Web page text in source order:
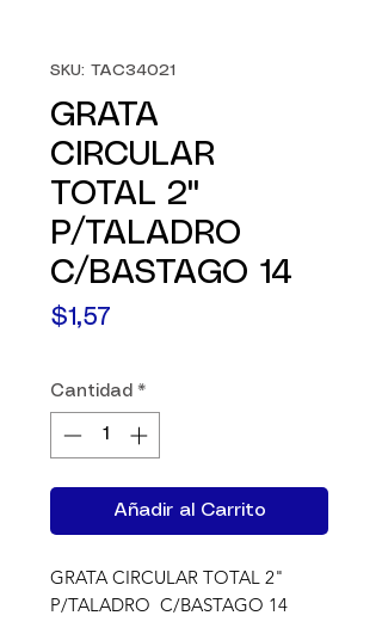
SKU: TAC34021
GRATA
CIRCULAR
TOTAL 2"
P/TALADRO
C/BASTAGO 14
$1,57
Cantidad *
Añadir al Carrito
GRATA CIRCULAR TOTAL 2"
P/TALADRO  C/BASTAGO 14